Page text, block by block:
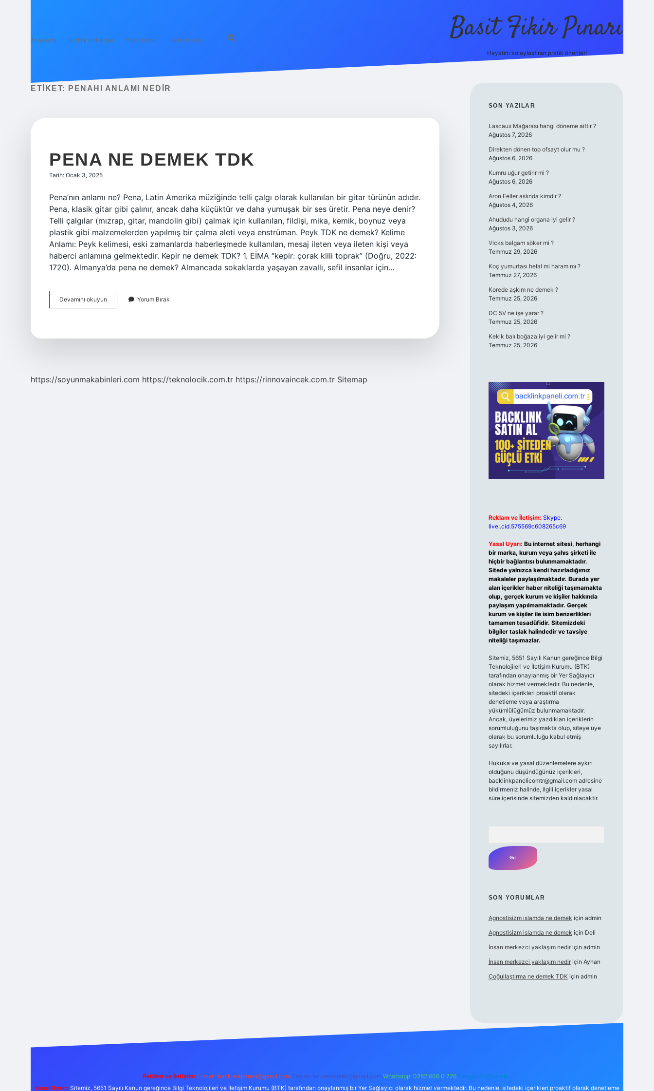
Anasayfa Gizlilik Politikası Yasal Uyarı Hakkımızda Basit Fikir Pınarı
Hayatını kolaylaştıran pratik öneriler!
ETIKET: PENAHI ANLAMI NEDIR
PENA NE DEMEK TDK
Tarih: Ocak 3, 2025
Pena’nın anlamı ne? Pena, Latin Amerika müziğinde telli çalgı olarak kullanılan bir gitar türünün adıdır.
Pena, klasik gitar gibi çalınır, ancak daha küçüktür ve daha yumuşak bir ses üretir. Pena neye denir?
Telli çalgılar (mızrap, gitar, mandolin gibi) çalmak için kullanılan, fildişi, mika, kemik, boynuz veya
plastik gibi malzemelerden yapılmış bir çalma aleti veya enstrüman. Peyk TDK ne demek? Kelime
Anlamı: Peyk kelimesi, eski zamanlarda haberleşmede kullanılan, mesaj ileten veya ileten kişi veya
haberci anlamına gelmektedir. Kepir ne demek TDK? 1. EİMA “kepir: çorak killi toprak” (Doğru, 2022:
1720). Almanya’da pena ne demek? Almancada sokaklarda yaşayan zavallı, sefil insanlar için…
Devamını okuyun
Ne
Yorum Bırak
https://soyunmakabinleri.com https://teknolocik.com.tr https://rinnovaincek.com.tr Sitemap
SIDEBAR
SON YAZILAR
Lascaux Mağarası hangi döneme aittir ?
Ağustos 7, 2026
Direkten dönen top ofsayt olur mu ?
Ağustos 6, 2026
Kumru uğur getirir mi ?
Ağustos 6, 2026
Aron Feller aslında kimdir ?
Ağustos 4, 2026
Ahududu hangi organa iyi gelir ?
Ağustos 3, 2026
Vicks balgam söker mi ?
Temmuz 29, 2026
Koç yumurtası helal mi haram mı ?
Temmuz 27, 2026
Korede aşkım ne demek ?
Temmuz 25, 2026
DC 5V ne işe yarar ?
Temmuz 25, 2026
Kekik balı boğaza iyi gelir mi ?
Temmuz 25, 2026
Reklam ve İletişim: Skype:
live:.cid.575569c608265c69
Yasal Uyarı: Bu internet sitesi, herhangi
bir marka, kurum veya şahıs şirketi ile
hiçbir bağlantısı bulunmamaktadır.
Sitede yalnızca kendi hazırladığımız
makaleler paylaşılmaktadır. Burada yer
alan içerikler haber niteliği taşımamakta
olup, gerçek kurum ve kişiler hakkında
paylaşım yapılmamaktadır. Gerçek
kurum ve kişiler ile isim benzerlikleri
tamamen tesadüfidir. Sitemizdeki
bilgiler taslak halindedir ve tavsiye
niteliği taşımazlar.
Sitemiz, 5651 Sayılı Kanun gereğince Bilgi
Teknolojileri ve İletişim Kurumu (BTK)
tarafından onaylanmış bir Yer Sağlayıcı
olarak hizmet vermektedir. Bu nedenle,
sitedeki içerikleri proaktif olarak
denetleme veya araştırma
yükümlülüğümüz bulunmamaktadır.
Ancak, üyelerimiz yazdıkları içeriklerin
sorumluluğunu taşımakta olup, siteye üye
olarak bu sorumluluğu kabul etmiş
sayılırlar.
Hukuka ve yasal düzenlemelere aykırı
olduğunu düşündüğünüz içerikleri,
backlinkpanelicomtr@gmail.comadresine
bildirmeniz halinde, ilgili içerikler yasal
süre içerisinde sitemizden kaldırılacaktır.
SON YORUMLAR
Agnostisizm islamda ne demek için admin
Agnostisizm islamda ne demek için Deli
İnsan merkezci yaklaşım nediriçin admin
İnsan merkezci yaklaşım nediriçin Ayhan
Çoğullaştırma ne demek TDKiçin admin
Reklam ve İletişim: E-mail: backlinkpaneli@gmail.com Teams: forumhizmeti@gmail.com Whatsapp: 0262 606 0 726 Telegram: @karabul
Yasal Uyarı: Sitemiz, 5651 Sayılı Kanun gereğince Bilgi Teknolojileri ve İletişim Kurumu (BTK) tarafından onaylanmış bir Yer Sağlayıcı olarak hizmet vermektedir. Bu nedenle, sitedeki içerikleri proaktif olarak denetleme